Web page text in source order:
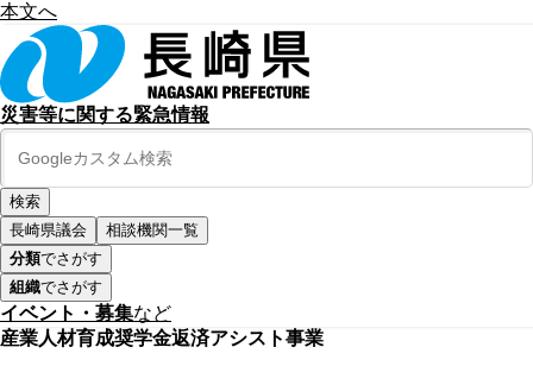
本文へ
災害等に関する緊急情報
長崎県議会
相談機関一覧
分類でさがす
組織でさがす
イベント・募集など
産業人材育成奨学金返済アシスト事業